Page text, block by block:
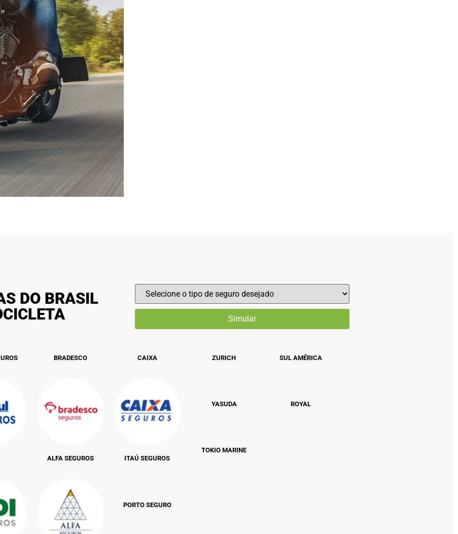
DO BRASIL
BRADESCO
ALFA SEGUROS
CAIXA
ITAÚ SEGUROS
PORTO SEGURO
ZURICH
YASUDA
TOKIO MARINE
SUL AMÉRICA
ROYAL